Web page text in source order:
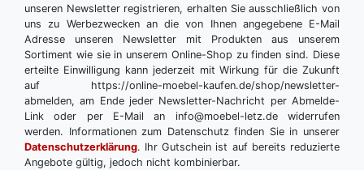
unseren Newsletter registrieren, erhalten Sie ausschließlich von
uns zu Werbezwecken an die von Ihnen angegebene E-Mail
Adresse unseren Newsletter mit Produkten aus unserem
Sortiment wie sie in unserem Online-Shop zu finden sind. Diese
erteilte Einwilligung kann jederzeit mit Wirkung für die Zukunft
auf https://online-moebel-kaufen.de/shop/newsletter-
abmelden, am Ende jeder Newsletter-Nachricht per Abmelde-
Link oder per E-Mail an info@moebel-letz.de widerrufen
werden. Informationen zum Datenschutz finden Sie in unserer
Datenschutzerklärung. Ihr Gutschein ist auf bereits reduzierte
Angebote gültig, jedoch nicht kombinierbar.